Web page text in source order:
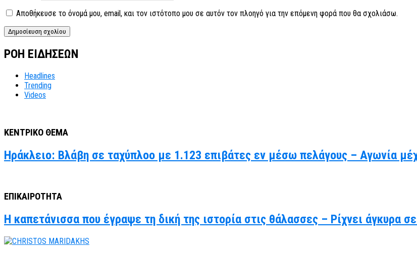
Αποθήκευσε το όνομά μου, email, και τον ιστότοπο μου σε αυτόν τον πλοηγό για την επόμενη φορά που θα σχολιάσω.
ΡΟΗ ΕΙΔΗΣΕΩΝ
Headlines
Trending
Videos
ΚΕΝΤΡΙΚΟ ΘΕΜΑ
Ηράκλειο: Βλάβη σε ταχύπλοο με 1.123 επιβάτες εν μέσω πελάγους – Αγωνία
ΕΠΙΚΑΙΡΟΤΗΤΑ
Η καπετάνισσα που έγραψε τη δική της ιστορία στις θάλασσες – Ρίχνει άγκυρα